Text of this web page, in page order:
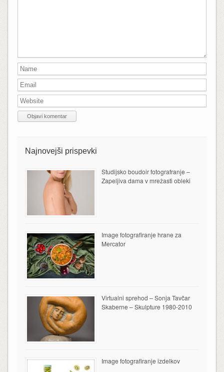
Najnovejši prispevki
Studijsko boudoir fotografranje –
Zapeljiva dama v mrežasti obleki
Image fotografiranje hrane za
Mercator
Virtualni sprehod – Sonja Tavčar
Skaberne – Skulpture 1980-2010
Image fotografiranje izdelkov